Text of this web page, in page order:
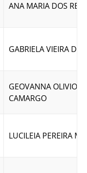
ANA MARIA DOS REIS
GABRIELA VIEIRA
GEOVANNA OLIVIO
CAMARGO
LUCILEIA PEREIRA